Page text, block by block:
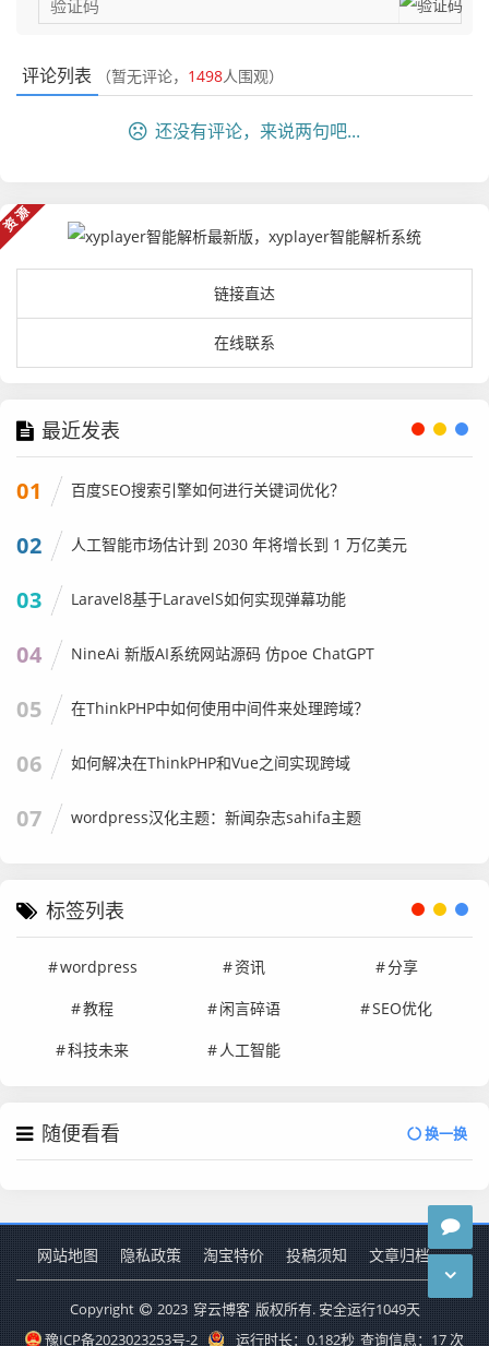
评论列表 （暂无评论， 1498人围观）
还没有评论，来说两句吧...
资源
链接直达
在线联系
最近发表
01 百度SEO搜索引擎如何进行关键词优化？
02 人工智能市场估计到 2030 年将增长到 1 万亿美元
03 Laravel8基于LaravelS如何实现弹幕功能
04 NineAi 新版AI系统网站源码 仿poe ChatGPT
05 在ThinkPHP中如何使用中间件来处理跨域？
06 如何解决在ThinkPHP和Vue之间实现跨域
07 wordpress汉化主题：新闻杂志sahifa主题
标签列表
wordpress 资讯
分享
教程
闲言碎语
SEO优化
科技未来
人工智能
随便看看 换一换
网站地图 隐私政策 淘宝特价 投稿须知 文章归档
Copyright 2023 穿云博客 版权所有. 安全运行1049天
豫ICP备2023023253号-2
运行时长：0.182秒 查询信息：17 次